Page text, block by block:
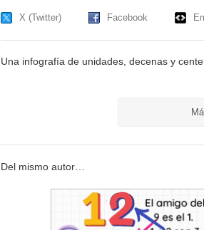
X (Twitter) Facebook
Una infografía de unidades, decenas y
Del mismo autor…